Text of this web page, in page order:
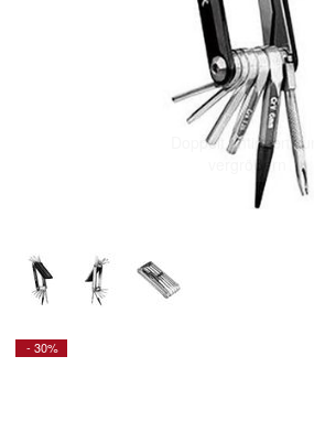
Doppelt antippen zum
vergrößern
- 30%